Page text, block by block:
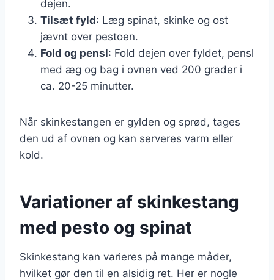
dejen.
Tilsæt fyld: Læg spinat, skinke og ost
jævnt over pestoen.
Fold og pensl: Fold dejen over fyldet, pensl
med æg og bag i ovnen ved 200 grader i
ca. 20-25 minutter.
Når skinkestangen er gylden og sprød, tages
den ud af ovnen og kan serveres varm eller
kold.
Variationer af skinkestang
med pesto og spinat
Skinkestang kan varieres på mange måder,
hvilket gør den til en alsidig ret. Her er nogle